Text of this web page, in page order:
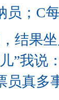
员；C
结果
”我说
员真多